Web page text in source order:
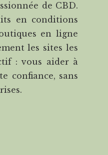
de CBD.
en conditions
en ligne
les sites les
: vous aider à
confiance, sans